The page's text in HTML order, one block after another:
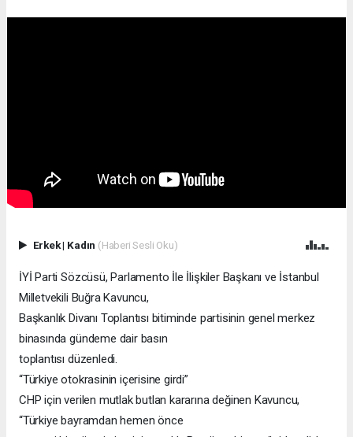
Erkek| Kadın (Haberi Sesli Oku)
İYİ Parti Sözcüsü, Parlamento İle İlişkiler Başkanı ve İstanbul
Milletvekili Buğra Kavuncu,
Başkanlık Divanı Toplantısı bitiminde partisinin genel merkez
binasında gündeme dair basın
toplantısı düzenledi.
“Türkiye otokrasinin içerisine girdi”
CHP için verilen mutlak butlan kararına değinen Kavuncu,
“Türkiye bayramdan hemen önce